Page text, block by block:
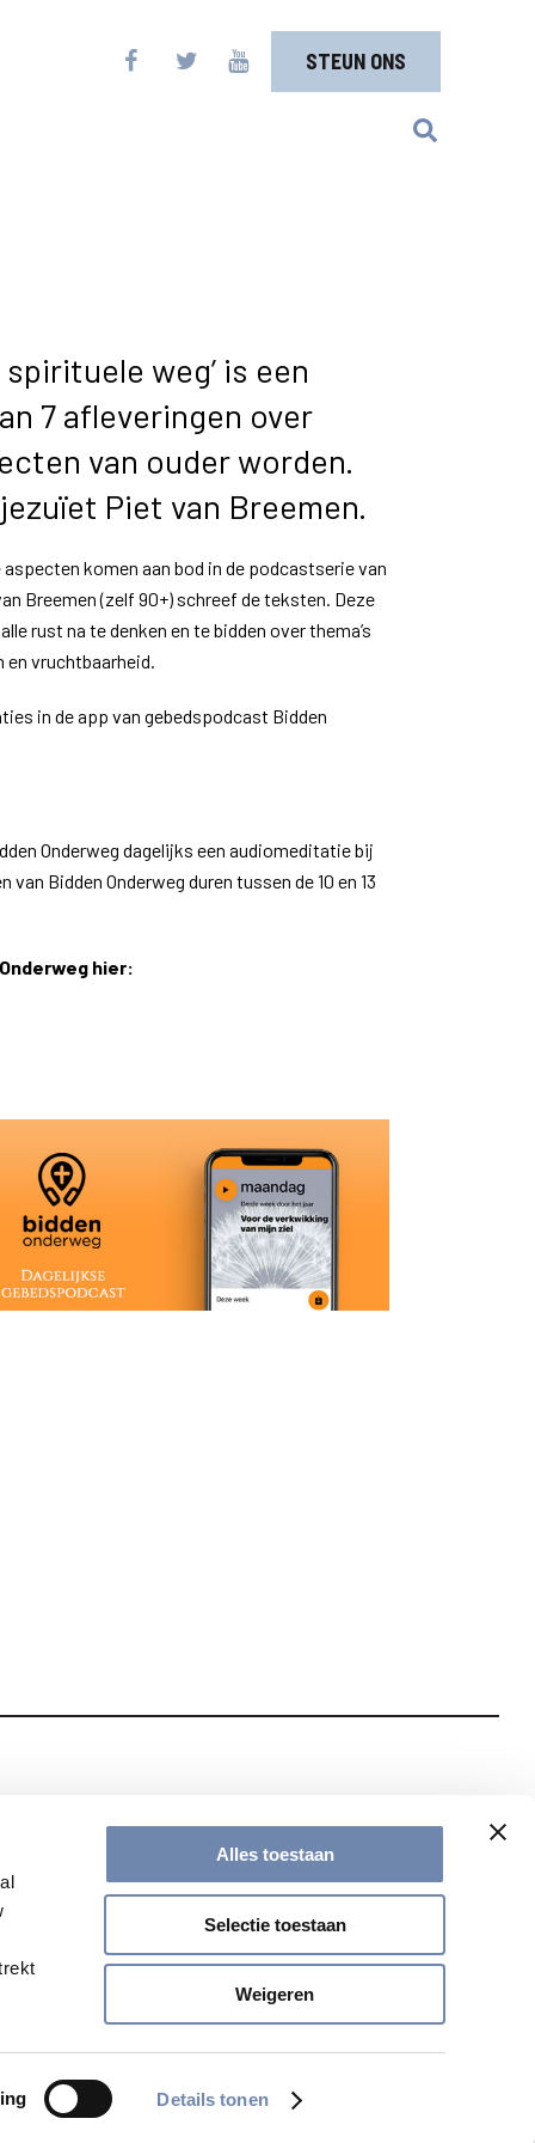
Details tonen
Alles toestaan
Selectie toestaan
Weigeren
STEUN ONS
weg’ is een
7 afleveringen over
van ouder worden.
Piet van Breemen.
komen aan bod in de podcastserie van
Breemen (zelf 90+) schreef de teksten. Deze
rust na te denken en te bidden over thema’s
en vruchtbaarheid.
in de app van gebedspodcast Bidden
Onderweg dagelijks een audiomeditatie bij
van Bidden Onderweg duren tussen de 10 en 13
hier:
met onze nieuwsbrief